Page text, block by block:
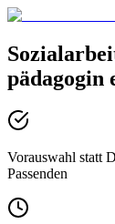
pädagogin
Vorauswahl statt
Passenden